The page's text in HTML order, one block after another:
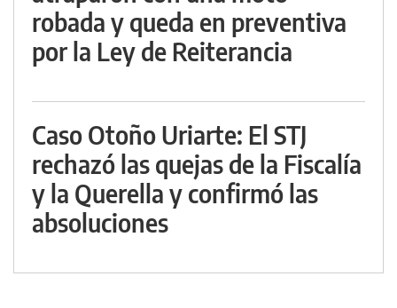
robada y queda en preventiva
por la Ley de Reiterancia
Caso Otoño Uriarte: El STJ
rechazó las quejas de la Fiscalía
y la Querella y confirmó las
absoluciones